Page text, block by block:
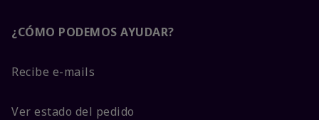
¿CÓMO PODEMOS AYUDAR?
Recibe e-mails
Ver estado del pedido